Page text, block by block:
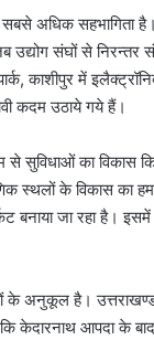
अधिक सहभागिता
उद्योग संघों से निरन्तर
काशीपुर में
कदम उठाये गये हैं।
से सुविधाओं का विकास
स्थलों के विकास का
जा रहा है। इसमें
के अनुकूल है।
केदारनाथ आपदा के